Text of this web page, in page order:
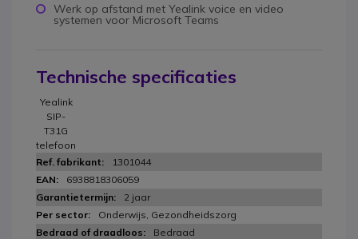
Werk op afstand met Yealink voice en video
systemen voor Microsoft Teams
Technische specificaties
Yealink
SIP-
T31G
telefoon
1301044
6938818306059
2 jaar
Onderwijs, Gezondheidszorg
Bedraad